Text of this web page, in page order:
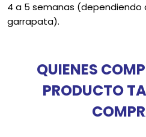
4 a 5 semanas (dependiendo
garrapata).
QUIENES
PRODUCTO